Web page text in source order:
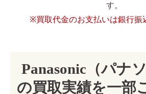
す。
※買取代金のお支払いは銀行振
Panasonic（パナ
の買取実績を一部